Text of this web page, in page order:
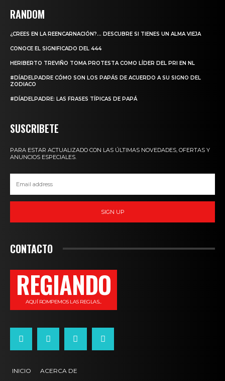
RANDOM
¿CREES EN LA REENCARNACIÓN?… DESCUBRE SI TIENES UN ALMA VIEJA
CONOCE EL SIGNIFICADO DEL 444
HERIBERTO TREVIÑO TOMA PROTESTA COMO LÍDER DEL PRI EN NL
#DÍADELPADRE CÓMO SON LOS PAPÁS DE ACUERDO A SU SIGNO DEL
ZODIACO
#DÍADELPADRE: LAS FRASES TÍPICAS DE PAPÁ
SUSCRIBETE
PARA ESTAR ACTUALIZADO CON LAS ÚLTIMAS NOVEDADES, OFERTAS Y
ANUNCIOS ESPECIALES.
SIGN UP
CONTACTO
REGIANDO
AQUÍ ROMPEMOS LAS REGLAS...
INICIO ACERCA DE